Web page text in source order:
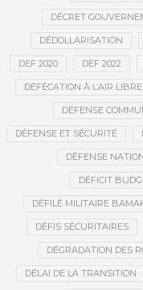
DÉCRET
DÉDOLLARISATION
DEF 2020 DEF 2022
DÉFÉCATION À L’AIR LIBRE
DÉFENSE
DÉFENSE ET SÉCURITÉ
DÉFENSE
DÉFICIT
DÉFILÉ MILITAIRE
DÉFIS SÉCURITAIRES
DÉGRADATION DES
DÉLAI DE LA TRANSITION